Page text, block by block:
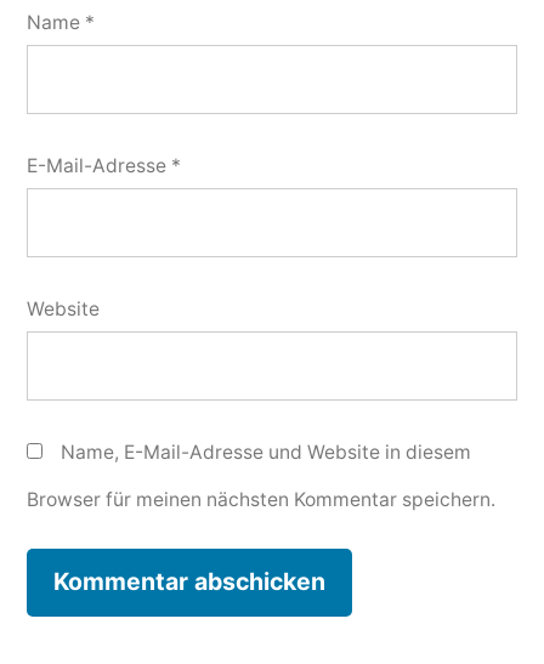
Name *
E-Mail-Adresse *
Website
Name, E-Mail-Adresse und Website in diesem
Browser für meinen nächsten Kommentar speichern.